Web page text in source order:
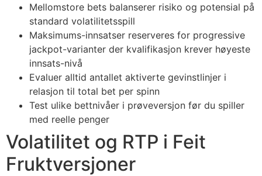
Mellomstore bets balanserer risiko og potensial på
standard volatilitetsspill
Maksimums-innsatser reserveres for progressive
jackpot-varianter der kvalifikasjon krever høyeste
innsats-nivå
Evaluer alltid antallet aktiverte gevinstlinjer i
relasjon til total bet per spinn
Test ulike bettnivåer i prøveversjon før du spiller
med reelle penger
Volatilitet og RTP i Feit
Fruktversjoner